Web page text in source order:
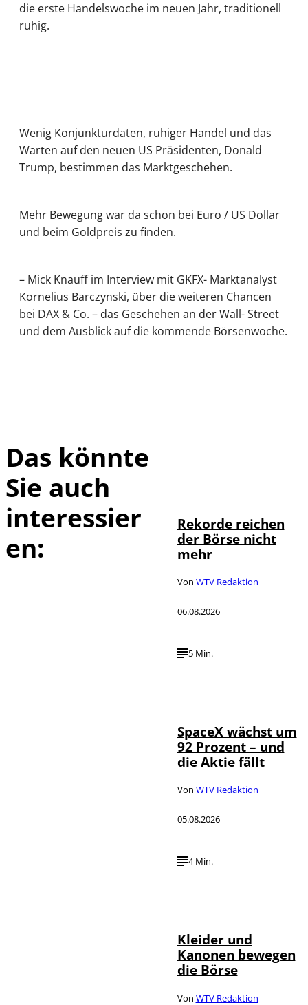
die erste Handelswoche im neuen Jahr, traditionell
ruhig.
Wenig Konjunkturdaten, ruhiger Handel und das
Warten auf den neuen US Präsidenten, Donald
Trump, bestimmen das Marktgeschehen.
Mehr Bewegung war da schon bei Euro / US Dollar
und beim Goldpreis zu finden.
– Mick Knauff im Interview mit GKFX- Marktanalyst
Kornelius Barczynski, über die weiteren Chancen
bei DAX & Co. – das Geschehen an der Wall- Street
und dem Ausblick auf die kommende Börsenwoche.
Das könnte
Sie auch
interessier
en:
Rekorde reichen
der Börse nicht
mehr
Von WTV Redaktion
06.08.2026
5 Min.
SpaceX wächst um
92 Prozent – und
die Aktie fällt
Von WTV Redaktion
05.08.2026
4 Min.
Kleider und
Kanonen bewegen
die Börse
Von WTV Redaktion